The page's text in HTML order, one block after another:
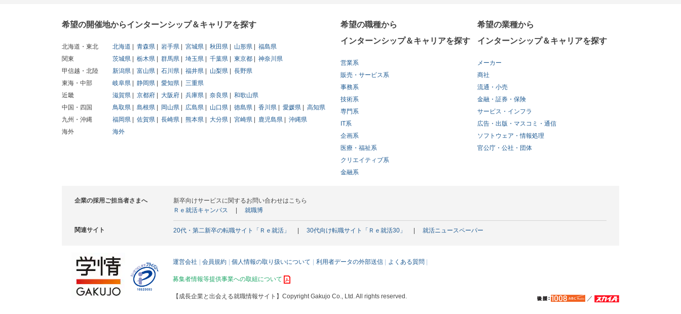
希望の開催地からインターンシップ＆キャリアを探す
北海道・東北 北海道 青森県 岩手県 宮城県 秋田県 山形県
福島県
関東
茨城県 栃木県 群馬県 埼玉県 千葉県 東京都
神奈川県
甲信越・北陸
新潟県 富山県 石川県 福井県 山梨県
長野県
東海・中部
岐阜県 静岡県 愛知県
三重県
近畿
滋賀県 京都府 大阪府 兵庫県 奈良県
和歌山県
中国・四国
鳥取県 島根県 岡山県 広島県 山口県 徳島県 香川県 愛媛県
高知県
九州・沖縄
福岡県 佐賀県 長崎県 熊本県 大分県 宮崎県 鹿児島県
沖縄県
海外
海外
希望の職種から
インターンシップ＆キャリアを探す
営業系
販売・サービス系
事務系
技術系
専門系
IT系
企画系
医療・福祉系
クリエイティブ系
金融系
希望の業種から
インターンシップ＆キャリアを探す
メーカー
商社
流通・小売
金融・証券・保険
サービス・インフラ
広告・出版・マスコミ・通信
ソフトウェア・情報処理
官公庁・公社・団体
企業の採用ご担当者さまへ
新卒向けサービスに関するお問い合わせはこちら
Ｒｅ就活キャンパス
就職博
関連サイト 20代・第二新卒の転職サイト「Ｒｅ就活」 30代向け転職サイト「Ｒｅ就活30」 就活ニュースペーパー
運営会社 会員規約 個人情報の取り扱いについて 利用者データの外部送信 よくある質問
募集者情報等提供事業への取組について
【成長企業と出会える就職情報サイト】 Copyright Gakujo Co., Ltd. All rights reserved. ／